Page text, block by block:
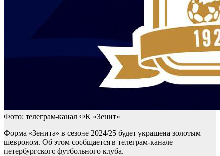
Фото: телеграм-канал ФК «Зенит»
Форма «Зенита» в сезоне 2024/25 будет украшена золотым
шевроном. Об этом сообщается в телеграм-канале
петербургского футбольного клуба.